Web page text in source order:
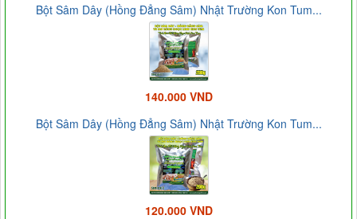
Bột Sâm Dây (Hồng Đẳng Sâm) Nhật Trường Kon Tum...
140.000 VND
Bột Sâm Dây (Hồng Đẳng Sâm) Nhật Trường Kon Tum...
120.000 VND